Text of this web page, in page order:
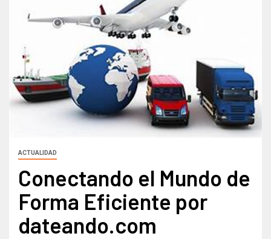
ACTUALIDAD
Conectando el Mundo de
Forma Eficiente por
dateando.com